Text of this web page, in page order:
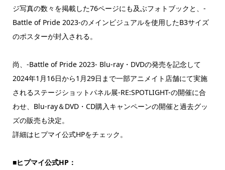
ジ写真の数々を掲載した76ページにも及ぶフォトブックと、-
Battle of Pride 2023-のメインビジュアルを使用したB3サイズ
のポスターが封入される。
尚、-Battle of Pride 2023- Blu-ray・DVDの発売を記念して
2024年1月16日から1月29日まで一部アニメイト店舗にて実施
されるステージショットパネル展-RE:SPOTLIGHT-の開催に合
わせ、Blu-ray＆DVD・CD購入キャンペーンの開催と過去グッ
ズの販売も決定。
詳細はヒプマイ公式HPをチェック。
■ヒプマイ公式HP：